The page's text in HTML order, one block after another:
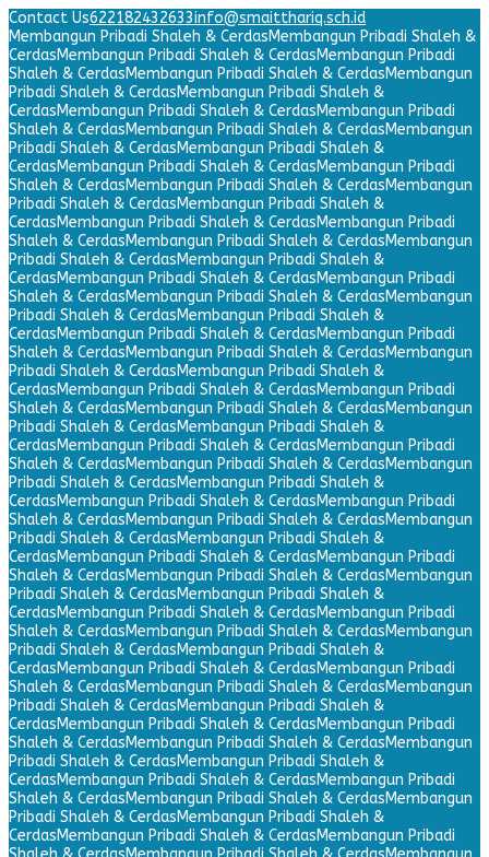
Contact Us622182432633info@smaitthariq.sch.id
Membangun Pribadi Shaleh & CerdasMembangun Pribadi Shaleh &
CerdasMembangun Pribadi Shaleh & CerdasMembangun Pribadi
Shaleh & CerdasMembangun Pribadi Shaleh & CerdasMembangun
Pribadi Shaleh & CerdasMembangun Pribadi Shaleh &
CerdasMembangun Pribadi Shaleh & CerdasMembangun Pribadi
Shaleh & CerdasMembangun Pribadi Shaleh & CerdasMembangun
Pribadi Shaleh & CerdasMembangun Pribadi Shaleh &
CerdasMembangun Pribadi Shaleh & CerdasMembangun Pribadi
Shaleh & CerdasMembangun Pribadi Shaleh & CerdasMembangun
Pribadi Shaleh & CerdasMembangun Pribadi Shaleh &
CerdasMembangun Pribadi Shaleh & CerdasMembangun Pribadi
Shaleh & CerdasMembangun Pribadi Shaleh & CerdasMembangun
Pribadi Shaleh & CerdasMembangun Pribadi Shaleh &
CerdasMembangun Pribadi Shaleh & CerdasMembangun Pribadi
Shaleh & CerdasMembangun Pribadi Shaleh & CerdasMembangun
Pribadi Shaleh & CerdasMembangun Pribadi Shaleh &
CerdasMembangun Pribadi Shaleh & CerdasMembangun Pribadi
Shaleh & CerdasMembangun Pribadi Shaleh & CerdasMembangun
Pribadi Shaleh & CerdasMembangun Pribadi Shaleh &
CerdasMembangun Pribadi Shaleh & CerdasMembangun Pribadi
Shaleh & CerdasMembangun Pribadi Shaleh & CerdasMembangun
Pribadi Shaleh & CerdasMembangun Pribadi Shaleh &
CerdasMembangun Pribadi Shaleh & CerdasMembangun Pribadi
Shaleh & CerdasMembangun Pribadi Shaleh & CerdasMembangun
Pribadi Shaleh & CerdasMembangun Pribadi Shaleh &
CerdasMembangun Pribadi Shaleh & CerdasMembangun Pribadi
Shaleh & CerdasMembangun Pribadi Shaleh & CerdasMembangun
Pribadi Shaleh & CerdasMembangun Pribadi Shaleh &
CerdasMembangun Pribadi Shaleh & CerdasMembangun Pribadi
Shaleh & CerdasMembangun Pribadi Shaleh & CerdasMembangun
Pribadi Shaleh & CerdasMembangun Pribadi Shaleh &
CerdasMembangun Pribadi Shaleh & CerdasMembangun Pribadi
Shaleh & CerdasMembangun Pribadi Shaleh & CerdasMembangun
Pribadi Shaleh & CerdasMembangun Pribadi Shaleh &
CerdasMembangun Pribadi Shaleh & CerdasMembangun Pribadi
Shaleh & CerdasMembangun Pribadi Shaleh & CerdasMembangun
Pribadi Shaleh & CerdasMembangun Pribadi Shaleh &
CerdasMembangun Pribadi Shaleh & CerdasMembangun Pribadi
Shaleh & CerdasMembangun Pribadi Shaleh & CerdasMembangun
Pribadi Shaleh & CerdasMembangun Pribadi Shaleh &
CerdasMembangun Pribadi Shaleh & CerdasMembangun Pribadi
Shaleh & CerdasMembangun Pribadi Shaleh & CerdasMembangun
Pribadi Shaleh & CerdasMembangun Pribadi Shaleh &
CerdasMembangun Pribadi Shaleh & CerdasMembangun Pribadi